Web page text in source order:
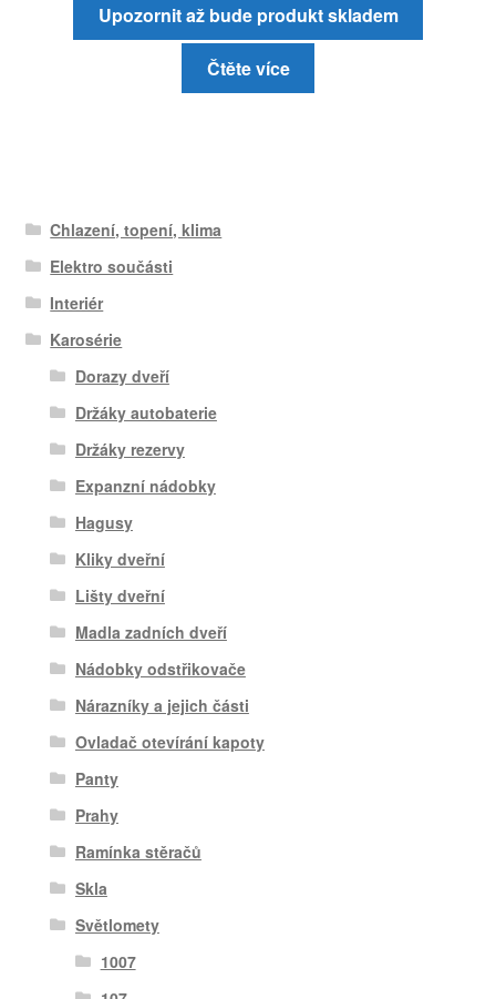
Upozornit až bude produkt skladem
Čtěte více
Chlazení, topení, klima
Elektro součásti
Interiér
Karosérie
Dorazy dveří
Držáky autobaterie
Držáky rezervy
Expanzní nádobky
Hagusy
Kliky dveřní
Lišty dveřní
Madla zadních dveří
Nádobky odstřikovače
Nárazníky a jejich části
Ovladač otevírání kapoty
Panty
Prahy
Ramínka stěračů
Skla
Světlomety
1007